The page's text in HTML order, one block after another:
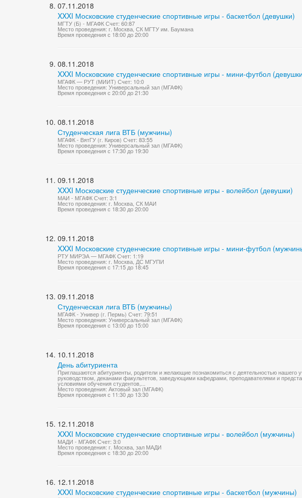
07.11.2018
XXXI Московские студенческие спортивные игры - баскетбол (девушки)
МГТУ (Б) - МГАФК Счет: 60:87
Место проведения: г. Москва, СК МГТУ им. Баумана
Время проведения с 18:00 до 20:00
08.11.2018
XXXI Московские студенческие спортивные игры - мини-футбол
МГАФК — РУТ (МИИТ) Счет: 10:0
Место проведения: Универсальный зал (МГАФК)
Время проведения с 20:00 до 21:30
08.11.2018
Студенческая лига ВТБ (мужчины)
МГАФК - ВятГУ (г. Киров) Счет: 83:55
Место проведения: Универсальный зал (МГАФК)
Время проведения с 17:30 до 19:30
09.11.2018
XXXI Московские студенческие спортивные игры - волейбол (девушки)
МАИ - МГАФК Счет: 3:1
Место проведения: г. Москва, СК МАИ
Время проведения с 18:30 до 20:00
09.11.2018
XXXI Московские студенческие спортивные игры - мини-футбол
РТУ МИРЭА — МГАФК Счет: 1:19
Место проведения: г. Москва, ДС МГУПИ
Время проведения с 17:15 до 18:45
09.11.2018
Студенческая лига ВТБ (мужчины)
МГАФК - Универ (г. Пермь) Счет: 79:51
Место проведения: Универсальный зал (МГАФК)
Время проведения с 13:00 до 15:00
10.11.2018
День абитуриента
Приглашаются абитуриенты, родители и желающие познакомиться с деятельностью нашего
руководством, деканами факультетов, заведующими кафедрами, преподавателями и
условиями обучения студентов,...
Место проведения: Актовый зал (МГАФК)
Время проведения с 11:30 до 13:30
12.11.2018
XXXI Московские студенческие спортивные игры - волейбол (мужчины)
МАДИ - МГАФК Счет: 3:0
Место проведения: г. Москва, зал МАДИ
Время проведения с 18:30 до 20:00
12.11.2018
XXXI Московские студенческие спортивные игры - баскетбол (мужчины)